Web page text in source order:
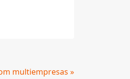
multiempresas »